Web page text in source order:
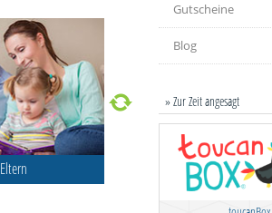
Eltern
Gutscheine
Blog
» Zur Zeit angesagt